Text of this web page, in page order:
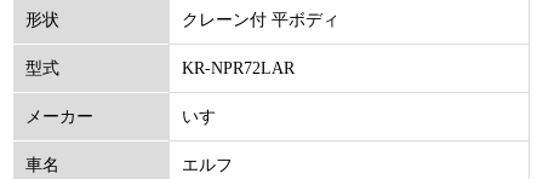
形状 クレーン付 平ボディ
型式 KR-NPR72LAR
メーカー いすゞ
車名 エルフ